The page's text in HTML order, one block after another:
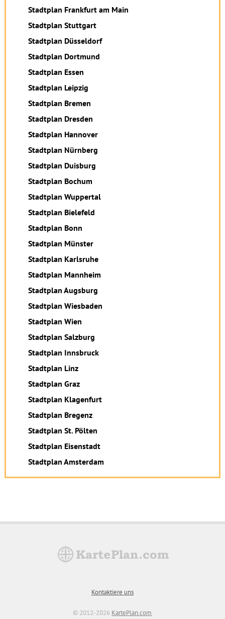
Stadtplan Frankfurt am Main
Stadtplan Stuttgart
Stadtplan Düsseldorf
Stadtplan Dortmund
Stadtplan Essen
Stadtplan Leipzig
Stadtplan Bremen
Stadtplan Dresden
Stadtplan Hannover
Stadtplan Nürnberg
Stadtplan Duisburg
Stadtplan Bochum
Stadtplan Wuppertal
Stadtplan Bielefeld
Stadtplan Bonn
Stadtplan Münster
Stadtplan Karlsruhe
Stadtplan Mannheim
Stadtplan Augsburg
Stadtplan Wiesbaden
Stadtplan Wien
Stadtplan Salzburg
Stadtplan Innsbruck
Stadtplan Linz
Stadtplan Graz
Stadtplan Klagenfurt
Stadtplan Bregenz
Stadtplan St. Pölten
Stadtplan Eisenstadt
Stadtplan Amsterdam
Kontaktiere uns
© 2012-2026 KartePlan.com